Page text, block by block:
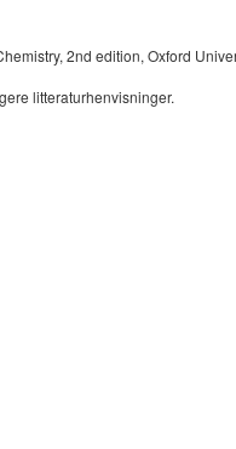
2nd edition, Oxford
litteraturhenvisninger.